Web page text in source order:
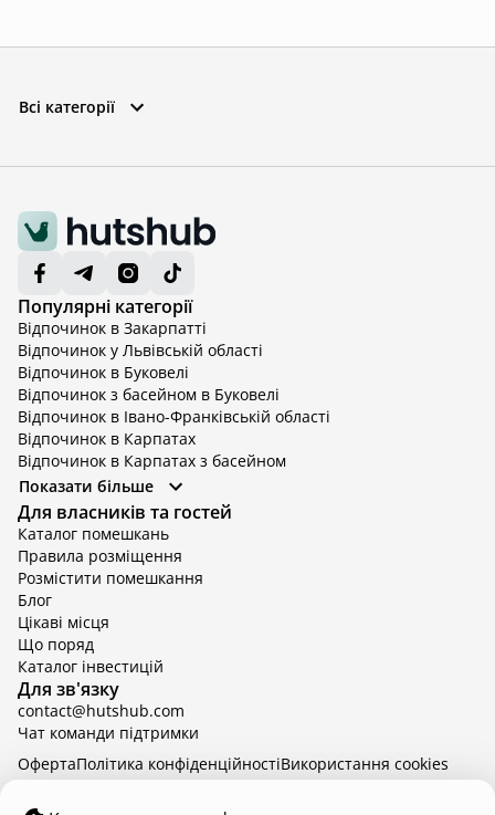
Всі категорії
Популярні категорії
Відпочинок в Закарпатті
Відпочинок у Львівській області
Відпочинок в Буковелі
Відпочинок з басейном в Буковелі
Відпочинок в Івано-Франківській області
Відпочинок в Карпатах
Відпочинок в Карпатах з басейном
Відпочинок в Київській області
Відпочинок в Київській області з басейном
Відпочинок в Тернопільській області
Відпочинок у Вінницькій області
Відпочинок в Яремче
Відпочинок у Львівській області з басейном
Відпочинок з басейном в Тернопільській області
Показати більше
Для власників та гостей
Каталог помешкань
Правила розміщення
Розмістити помешкання
Блог
Цікаві місця
Що поряд
Каталог інвестицій
Для зв'язку
contact@hutshub.com
Чат команди підтримки
hutshub | ©2026
ОфертаПолітика конфіденційностіBикористання cookies